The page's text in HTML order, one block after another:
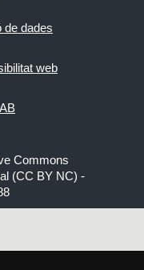
de dades
web
Commons
(CC BY NC) -